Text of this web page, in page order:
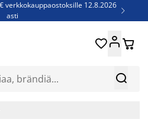
verkkokauppaostoksille 12.8.2026
asti

- Säästä jopa 60% 
 